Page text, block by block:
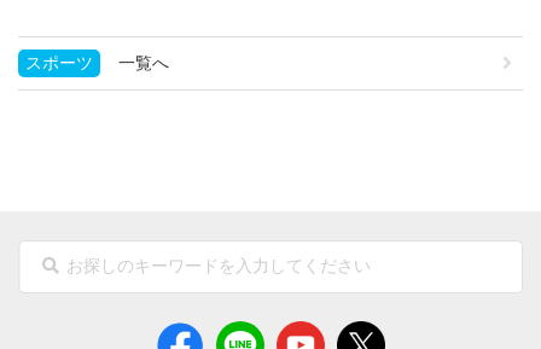
スポーツ 一覧へ